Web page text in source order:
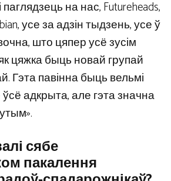
паглядзець на нас, Futureheads,
усе за адзін тыдзень, усе ў
што цяпер усё зусім
цяжка быць новай групай
Гэта павінна быць вельмі
адкрыта, але гэта значна
сябе
пакалення